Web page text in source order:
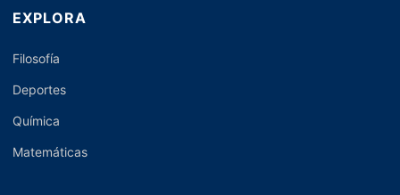
EXPLORA
Filosofía
Deportes
Química
Matemáticas